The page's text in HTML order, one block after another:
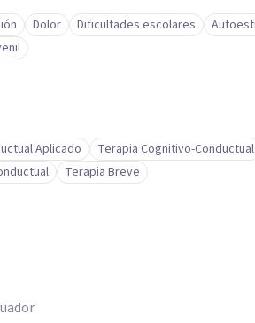
Dolor Dificultades escolares
Aplicado Terapia Cognitivo-Conductual
Terapia Breve